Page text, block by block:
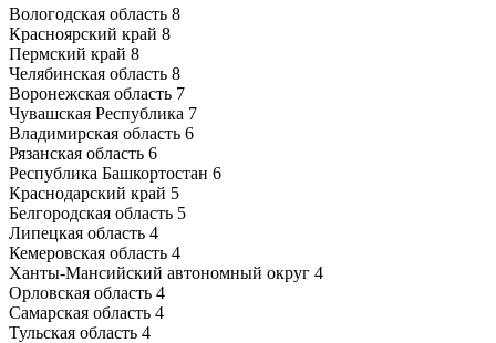
Вологодская область 8
Красноярский край 8
Пермский край 8
Челябинская область 8
Воронежская область 7
Чувашская Республика 7
Владимирская область 6
Рязанская область 6
Республика Башкортостан 6
Краснодарский край 5
Белгородская область 5
Липецкая область 4
Кемеровская область 4
Ханты-Мансийский автономный округ 4
Орловская область 4
Самарская область 4
Тульская область 4